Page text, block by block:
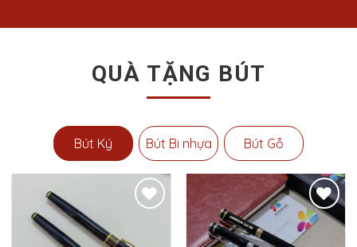
QUÀ TẶNG BÚT
Bút Ký Bút Bi nhựa Bút Gỗ
Wishlist
Add to
Wishlist